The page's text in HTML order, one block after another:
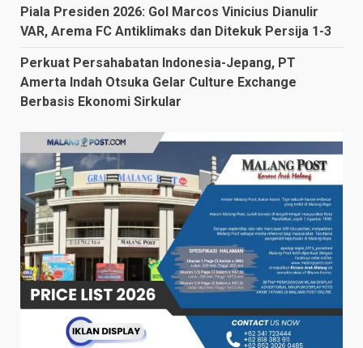
Piala Presiden 2026: Gol Marcos Vinicius Dianulir
VAR, Arema FC Antiklimaks dan Ditekuk Persija 1-3
Perkuat Persahabatan Indonesia-Jepang, PT
Amerta Indah Otsuka Gelar Culture Exchange
Berbasis Ekonomi Sirkular